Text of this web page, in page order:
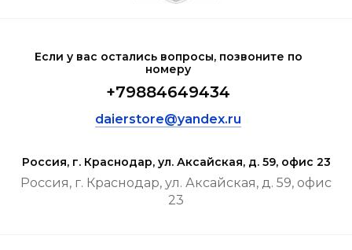
Если у вас остались вопросы, позвоните по
номеру
+79884649434
daierstore@yandex.ru
Россия, г. Краснодар, ул. Аксайская, д. 59, офис 23
Россия, г. Краснодар, ул. Аксайская, д. 59, офис
23